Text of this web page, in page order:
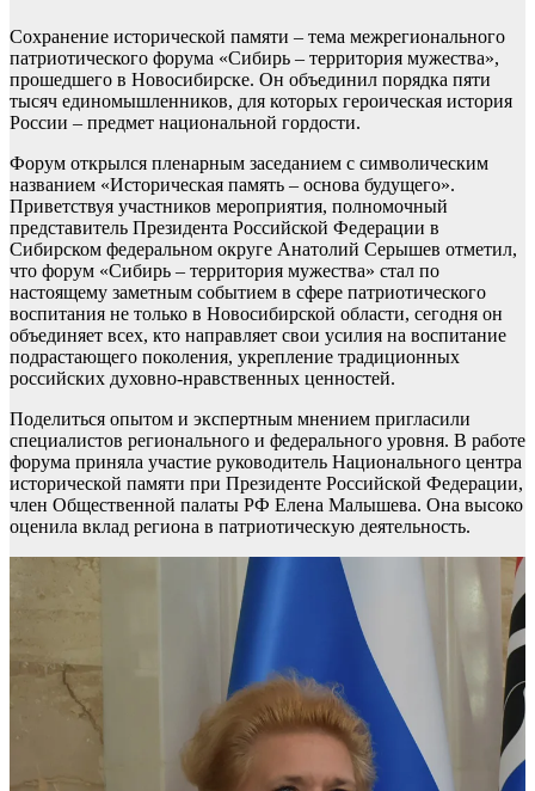
Сохранение исторической памяти – тема межрегионального
патриотического форума «Сибирь – территория мужества»,
прошедшего в Новосибирске. Он объединил порядка пяти
тысяч единомышленников, для которых героическая история
России – предмет национальной гордости.
Форум открылся пленарным заседанием с символическим
названием «Историческая память – основа будущего».
Приветствуя участников мероприятия, полномочный
представитель Президента Российской Федерации в
Сибирском федеральном округе Анатолий Серышев отметил,
что форум «Сибирь – территория мужества» стал по
настоящему заметным событием в сфере патриотического
воспитания не только в Новосибирской области, сегодня он
объединяет всех, кто направляет свои усилия на воспитание
подрастающего поколения, укрепление традиционных
российских духовно-нравственных ценностей.
Поделиться опытом и экспертным мнением пригласили
специалистов регионального и федерального уровня. В работе
форума приняла участие руководитель Национального центра
исторической памяти при Президенте Российской Федерации,
член Общественной палаты РФ Елена Малышева. Она высоко
оценила вклад региона в патриотическую деятельность.